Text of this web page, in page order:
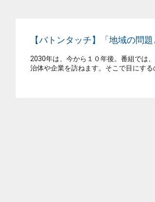
【バトンタッチ】「地域の問
2030年は、今から１０年後。番組では
治体や企業を訪ねます。そこで目にす